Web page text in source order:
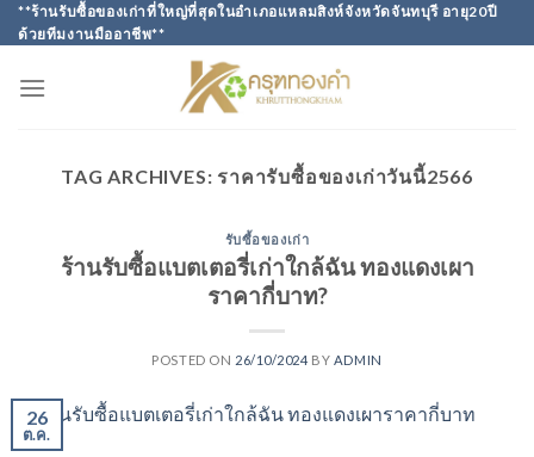
Skip
to
**ร้านรับซื้อของเก่าที่ใหญ่ที่สุดในอำเภอแหลมสิงห์จังหวัดจันทบุรี อายุ20ปี
ด้วยทีมงานมืออาชีพ**
TAG ARCHIVES: ราคารับซื้อของเก่าวันนี้2566
รับซื้อของเก่า
ร้านรับซื้อแบตเตอรี่เก่าใกล้ฉัน ทองแดงเผา
ราคากี่บาท?
POSTED ON 26/10/2024 BY ADMIN
26
ต.ค.